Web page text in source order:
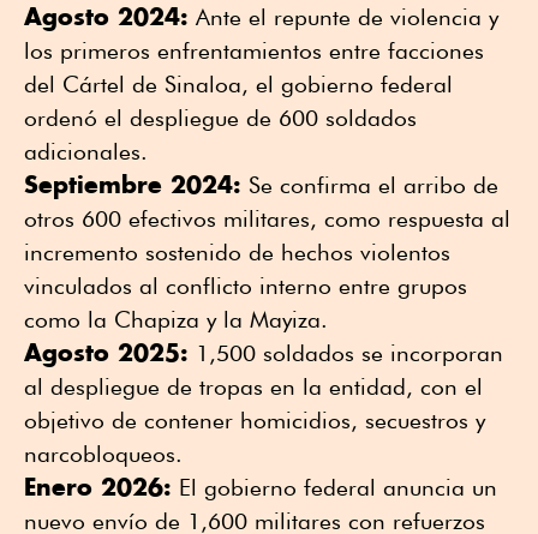
Agosto 2024: Ante el repunte de violencia y
los primeros enfrentamientos entre facciones
del Cártel de Sinaloa, el gobierno federal
ordenó el despliegue de 600 soldados
adicionales.
Septiembre 2024: Se confirma el arribo de
otros 600 efectivos militares, como respuesta al
incremento sostenido de hechos violentos
vinculados al conflicto interno entre grupos
como la Chapiza y la Mayiza.
Agosto 2025: 1,500 soldados se incorporan
al despliegue de tropas en la entidad, con el
objetivo de contener homicidios, secuestros y
narcobloqueos.
Enero 2026: El gobierno federal anuncia un
nuevo envío de 1,600 militares con refuerzos